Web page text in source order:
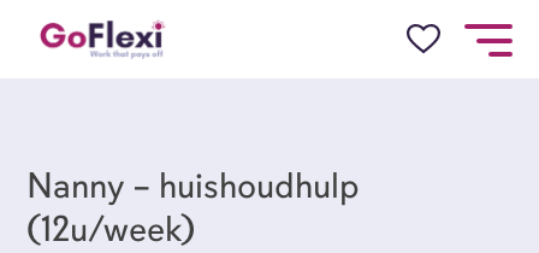
Nanny – huishoudhulp
(12u/week)
Naam